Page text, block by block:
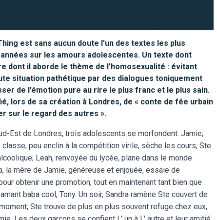
est sans aucun doute l’un des textes les plus
sur les amours adolescentes. Un texte dont
dont il aborde le thème de l’homosexualité : évitant
situation pathétique par des dialogues toniquement
de l’émotion pure au rire le plus franc et le plus sain.
lors de sa création à Londres, de « conte de fée urbain
sur le regard des autres ».
Est de Londres, trois adolescents se morfondent. Jamie,
peu enclin à la compétition virile, sèche les cours; Ste
Leah, renvoyée du lycée, plane dans le monde
la mère de Jamie, généreuse et enjouée, essaie de
obtenir une promotion, tout en maintenant tant bien que
baba cool, Tony. Un soir, Sandra ramène Ste couvert de
Ste trouve de plus en plus souvent refuge chez eux,